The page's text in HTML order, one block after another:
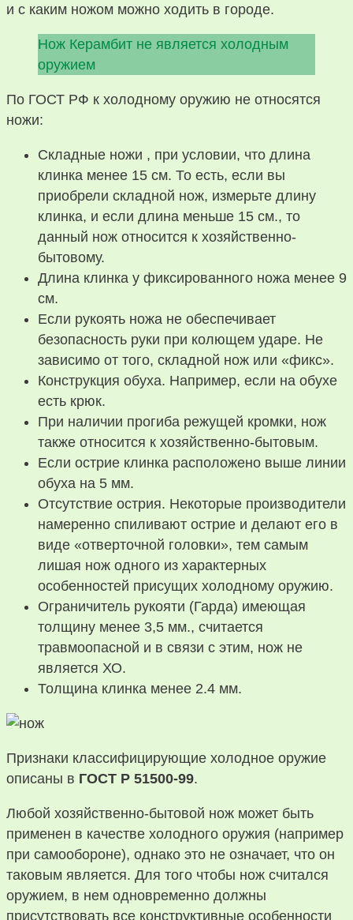
и с каким ножом можно ходить в городе.
Нож Керамбит не является холодным
оружием
По ГОСТ РФ к холодному оружию не относятся
ножи:
Складные ножи , при условии, что длина
клинка менее 15 см. То есть, если вы
приобрели складной нож, измерьте длину
клинка, и если длина меньше 15 см., то
данный нож относится к хозяйственно-
бытовому.
Длина клинка у фиксированного ножа менее 9
см.
Если рукоять ножа не обеспечивает
безопасность руки при колющем ударе. Не
зависимо от того, складной нож или «фикс».
Конструкция обуха. Например, если на обухе
есть крюк.
При наличии прогиба режущей кромки, нож
также относится к хозяйственно-бытовым.
Если острие клинка расположено выше линии
обуха на 5 мм.
Отсутствие острия. Некоторые производители
намеренно спиливают острие и делают его в
виде «отверточной головки», тем самым
лишая нож одного из характерных
особенностей присущих холодному оружию.
Ограничитель рукояти (Гарда) имеющая
толщину менее 3,5 мм., считается
травмоопасной и в связи с этим, нож не
является ХО.
Толщина клинка менее 2.4 мм.
Признаки классифицирующие холодное оружие
описаны в ГОСТ Р 51500-99.
Любой хозяйственно-бытовой нож может быть
применен в качестве холодного оружия (например
при самообороне), однако это не означает, что он
таковым является. Для того чтобы нож считался
оружием, в нем одновременно должны
присутствовать все конструктивные особенности